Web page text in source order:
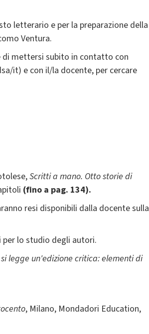
letterario e per la preparazione della
Ventura.
di mettersi subito in contatto con
it) e con il/la docente, per cercare
Scritti a mano. Otto storie di
(fino a pag. 134).
resi disponibili dalla docente sulla
lo studio degli autori.
si legge un'edizione critica: elementi di
, Milano, Mondadori Education,